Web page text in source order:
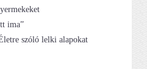
ima”
szóló lelki alapokat